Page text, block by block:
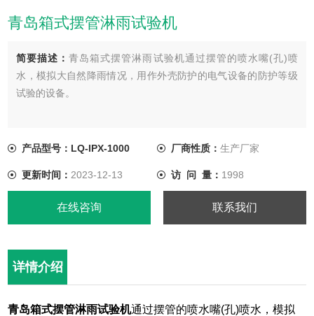
青岛箱式摆管淋雨试验机
简要描述：青岛箱式摆管淋雨试验机通过摆管的喷水嘴(孔)喷
水，模拟大自然降雨情况，用作外壳防护的电气设备的防护等级
试验的设备。
产品型号：LQ-IPX-1000 厂商性质： 生产厂家
更新时间： 2023-12-13 访 问 量： 1998
在线咨询 联系我们
详情介绍
青岛箱式摆管淋雨试验机通过摆管的喷水嘴(孔)喷水，模拟